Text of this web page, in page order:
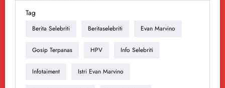
Tag
Berita Selebriti Beritaselebriti Evan Marvino
Gosip Terpanas HPV Info Selebriti
Infotaiment Istri Evan Marvino